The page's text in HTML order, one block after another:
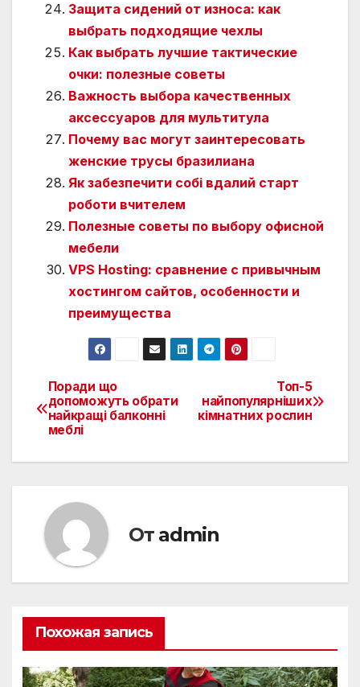
Защита сидений от износа: как
выбрать подходящие чехлы
Как выбрать лучшие тактические
очки: полезные советы
Важность выбора качественных
аксессуаров для мультитула
Почему вас могут заинтересовать
женские трусы бразилиана
Як забезпечити собі вдалий старт
роботи вчителем
Полезные советы по выбору офисной
мебели
VPS Hosting: сравнение с привычным
хостингом сайтов, особенности и
преимущества
Навигация
по
записям
Топ-5
найпопулярніших
кімнатних рослин
Поради що
допоможуть обрати
найкращі балконні
меблі
От admin
Похожая запись